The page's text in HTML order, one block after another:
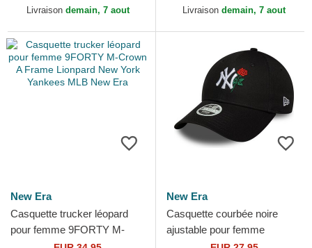
York Yankees MLB New Era
Livraison demain, 7 aout
Yankees MLB New Era
Livraison demain, 7 aout
New Era
Casquette trucker léopard
pour femme 9FORTY M-
New Era
Casquette courbée noire
ajustable pour femme